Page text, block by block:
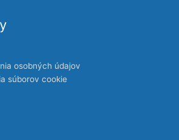
osobných údajov
súborov cookie